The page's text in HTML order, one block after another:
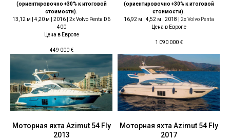
(ориентировочно +30% к итоговой
стоимости).
13,12 м | 4,20 м | 2016 | 2x Volvo Penta D6
400
Цена в Европе
449 000 €
(ориентировочно +30% к итоговой
стоимости).
16,92 м | 4,52 м | 2018 | 2x Volvo Penta
Цена в Европе
1 090 000 €
Моторная яхта Azimut 54 Fly
2013
Моторная яхта Azimut 54 Fly
2017